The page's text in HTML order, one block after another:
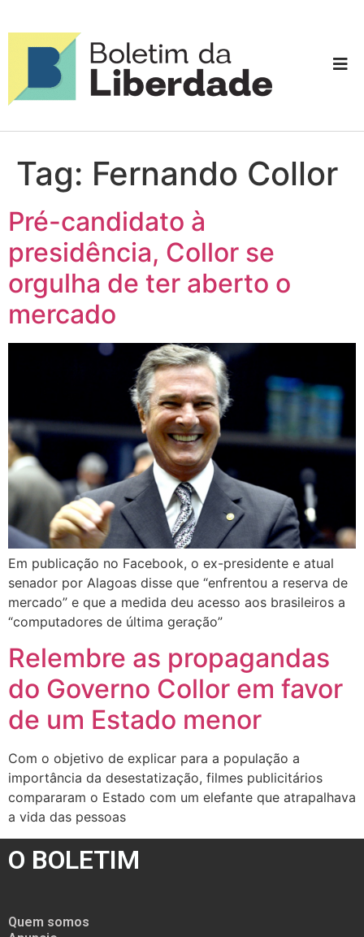
Tag: Fernando Collor
Pré-candidato à
presidência, Collor se
orgulha de ter aberto o
mercado
Em publicação no Facebook, o ex-presidente e atual
senador por Alagoas disse que “enfrentou a reserva de
mercado” e que a medida deu acesso aos brasileiros a
“computadores de última geração”
Relembre as propagandas
do Governo Collor em favor
de um Estado menor
Com o objetivo de explicar para a população a
importância da desestatização, filmes publicitários
compararam o Estado com um elefante que atrapalhava
a vida das pessoas
O BOLETIM
Quem somos